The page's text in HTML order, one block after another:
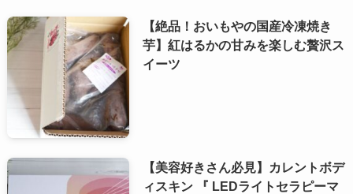
【絶品！おいもやの国産冷凍焼き
芋】紅はるかの甘みを楽しむ贅沢ス
イーツ
【美容好きさん必見】カレントボデ
ィスキン 『 LEDライトセラピーマ